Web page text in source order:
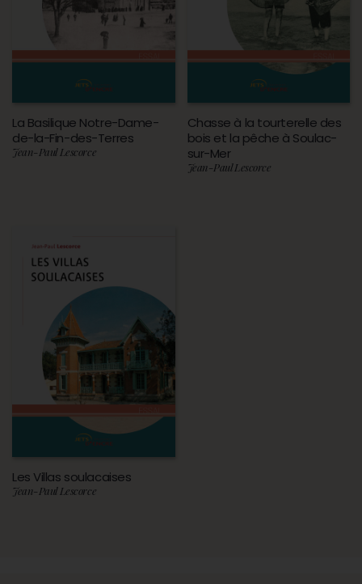
La Basilique Notre-Dame-
de-la-Fin-des-Terres
Jean-Paul Lescorce
Chasse à la tourterelle des
bois et la pêche à Soulac-
sur-Mer
Jean-Paul Lescorce
Les Villas soulacaises
Jean-Paul Lescorce